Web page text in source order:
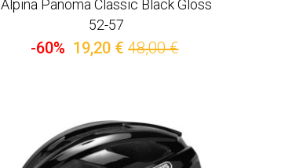
Alpina Panoma Classic Black Gloss
52-57
-60% 19,20 € 48,00 €